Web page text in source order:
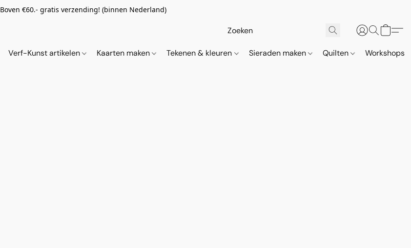
Boven €60.- gratis verzending! (binnen Nederland)
Verf-Kunst artikelen Kaarten maken Tekenen & kleuren Sieraden maken Quilten Workshops